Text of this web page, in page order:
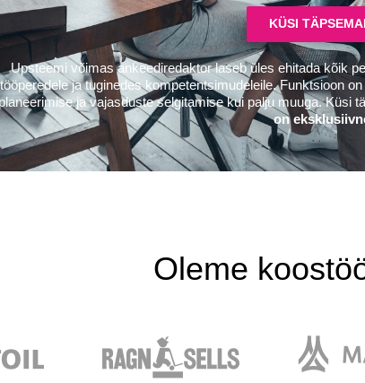
KÜSI
Upsteemi võimas ankeediredaktor laseb üles ehitada kõik
tööperedele ja tuginedes kompetentsimudeleile. Funktsioon
ja vajasduste selgitamise kui palju muuga. Küsi
on
Oleme